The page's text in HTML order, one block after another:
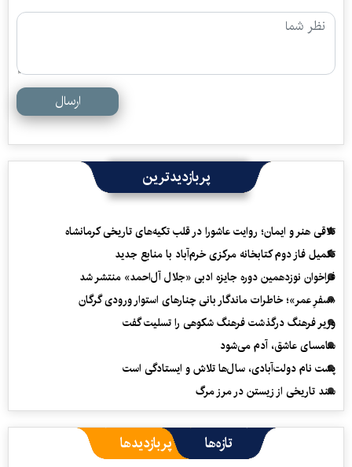
ارسال
پربازدیدترین
تلاقی هنر و ایمان؛ روایت عاشورا در قلب تکیه‌های تاریخی کرمانشاه
تکمیل فاز دوم کتابخانه مرکزی خرم‌آباد با منابع جدید
فراخوان نوزدهمین دوره جایزه ادبی «جلال آل‌احمد» منتشر شد
«سفرِ عمر»؛ خاطرات ماندگار بانی چنارهای استوار ورودی گرگان
وزیر فرهنگ درگذشت فرهنگ شکوهی را تسلیت گفت
سامسای عاشق، آدم می‌شود
پشت نام دولت‌آبادی، سال‌ها تلاش و ایستادگی است
سند تاریخی از زیستن در مرز مرگ
تازه‌ها پربازدیدها